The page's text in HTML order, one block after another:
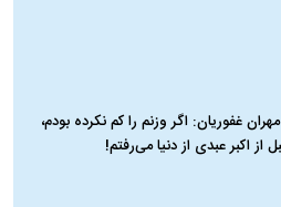
غفوریان: اگر وزنم را کم نکرده بودم،
از اکبر عبدی از دنیا می‌رفتم!